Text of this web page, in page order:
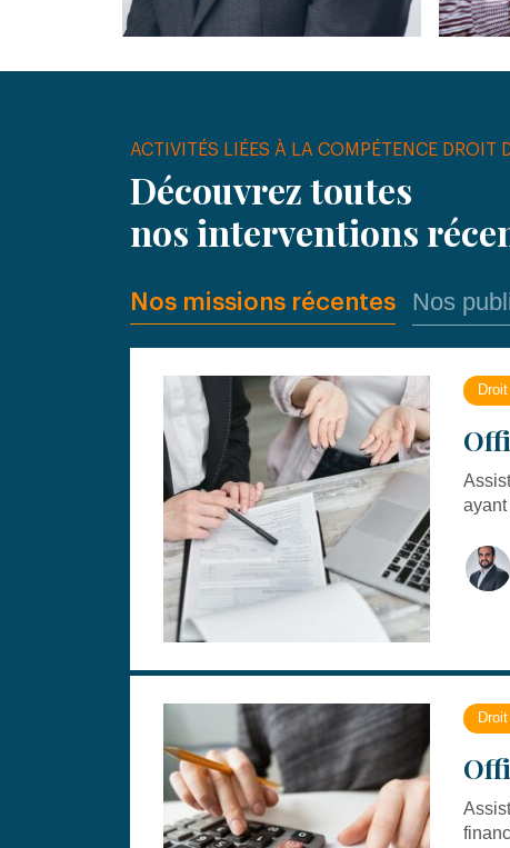
ACTIVITÉS LIÉES À LA COMPÉTENCE DROIT
Découvrez toutes
nos interventions
Nos missions récentes Nos